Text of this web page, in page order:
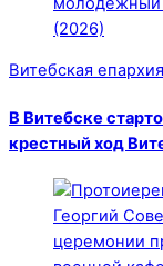
Витебская епархия
В Витебске
крестный ход